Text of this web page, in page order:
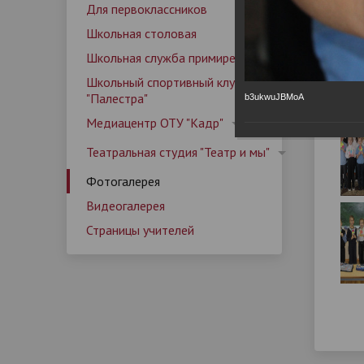
организации
Контакты
Профилактические мероприятия
Программа воспитания
"Палестра"
Страницы учителей
Основной государственный
экзамен (ОГЭ)
Дополнительная информация
Для первоклассников
Школьная столовая
Школьная служба примирения
Школьный спортивный клуб
"Палестра"
Медиацентр ОТУ "Кадр"
Театральная студия "Театр и мы"
Фотогалерея
Видеогалерея
Страницы учителей
b3ukwuJBMoA